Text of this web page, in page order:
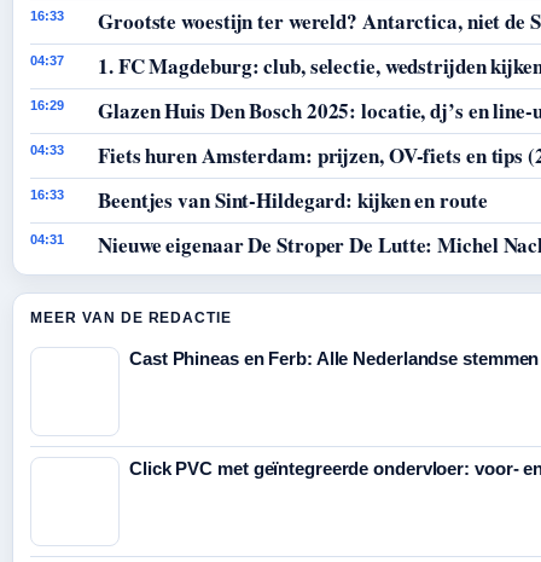
16:33 Grootste woestijn ter wereld? Antarctica, niet de
04:37 1. FC Magdeburg: club, selectie, wedstrijden
16:29 Glazen Huis Den Bosch 2025: locatie, dj’s en line-
04:33 Fiets huren Amsterdam: prijzen, OV-fiets en tips
16:33 Beentjes van Sint-Hildegard: kijken en route
04:31 Nieuwe eigenaar De Stroper De Lutte: Michel
MEER VAN DE REDACTIE
Cast Phineas en Ferb: Alle Nederlandse stemmen
Click PVC met geïntegreerde ondervloer: voor-